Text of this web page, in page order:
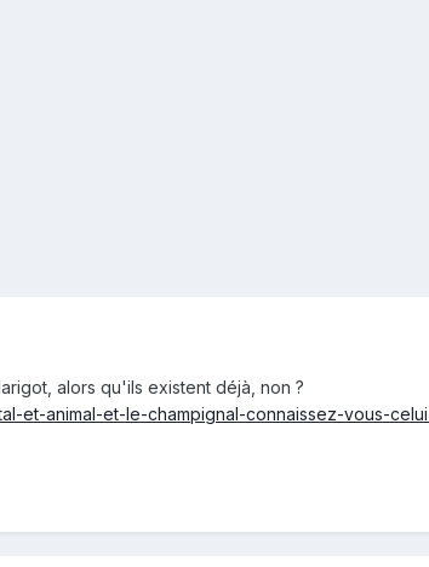
alors qu'ils existent déjà, non ?
et-animal-et-le-champignal-connaissez-vous-